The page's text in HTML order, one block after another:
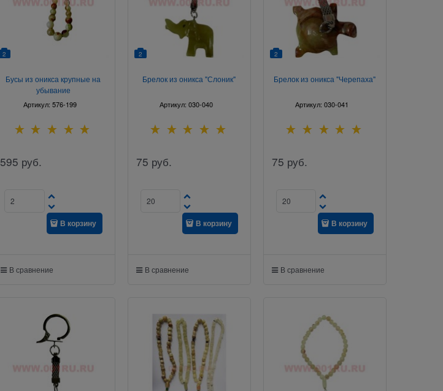
2
Бусы из оникса крупные на
убывание
Артикул:576-199
595 руб.
В корзину
В сравнение
2
Брелок из оникса "Слоник"
Артикул: 030-040
75 руб.
В корзину
В сравнение
2
Брелок из оникса "Черепаха"
Артикул: 030-041
75 руб.
В корзину
В сравнение